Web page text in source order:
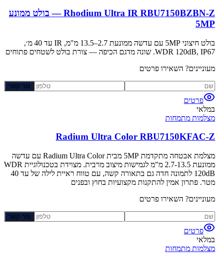
Rhodium Ultra IR RBU7150BZBN-Z — בולט ממונע
5MP
בולט חיצוני 5MP עם עדשה ממונעת 2.7–13.5 מ"מ, IR עד 40 מ׳,
WDR 120dB, IP67. שונה מדגם הכיפה — צורת בולט לשטחים פתוחים
מעוניינים? השאירו פרטים
צור קשר
פרטים
במלאי
מצלמות מתמחות
Radium Ultra Color RBU7150KFAC-Z
מצלמת אבטחה מתקדמת 5MP מבית Radium Ultra Color עם עדשה
ממונעת 2.7-13.5 מ"מ לגמישות מיצוב מרבית. מצוידת בטכנולוגיית WDR
120dB לתמונה חדה גם בתאורה קשה, עם טווח ראיית לילה של עד 40
מטר. פתרון אמין להתקנות מקצועיות בחוץ ובפנים
מעוניינים? השאירו פרטים
צור קשר
פרטים
במלאי
מצלמות מתמחות